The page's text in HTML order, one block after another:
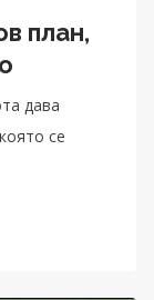
план,
дава
се